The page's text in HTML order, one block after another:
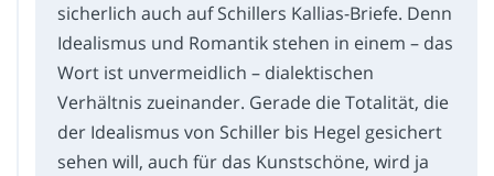
sicherlich auch auf Schillers Kallias-Briefe. Denn
Idealismus und Romantik stehen in einem – das
Wort ist unvermeidlich – dialektischen
Verhältnis zueinander. Gerade die Totalität, die
der Idealismus von Schiller bis Hegel gesichert
sehen will, auch für das Kunstschöne, wird ja